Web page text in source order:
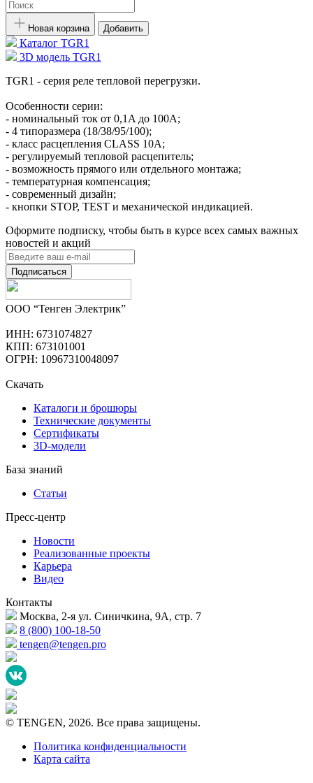
Новая корзина Добавить
Каталог TGR1
3D модель TGR1
TGR1 - серия реле тепловой перегрузки.
Особенности серии:
- номинальный ток от 0,1A до 100A;
- 4 типоразмера (18/38/95/100);
- класс расцепления CLASS 10A;
- регулируемый тепловой расцепитель;
- возможность прямого или отдельного монтажа;
- температурная компенсация;
- современный дизайн;
- кнопки STOP, TEST и механической индикацией.
Оформите подписку, чтобы быть в курсе всех самых важных
новостей и акций
Подписаться
ООО “Тенген Электрик”
ИНН: 6731074827
КПП: 673101001
ОГРН: 10967310048097
Скачать
Каталоги и брошюры
Технические документы
Сертификаты
3D-модели
База знаний
Статьи
Пресс-центр
Новости
Реализованные проекты
Карьера
Видео
Контакты
Москва, 2-я ул. Синичкина, 9А, стр. 7
8 (800) 100-18-50
tengen@tengen.pro
© TENGEN, 2026. Все права защищены.
Политика конфиденциальности
Карта сайта